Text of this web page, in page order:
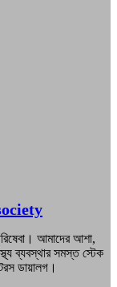
আমাদের আশা,
ব্যবস্থার সমস্ত স্টেক
ডায়ালগ।